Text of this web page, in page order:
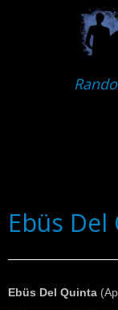
Ebüs
Ebüs Del Quinta